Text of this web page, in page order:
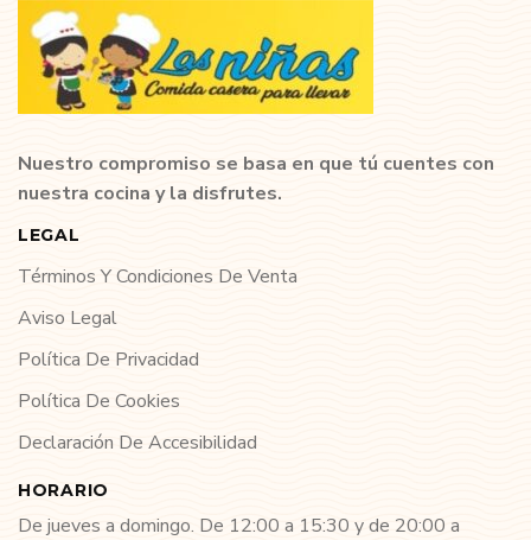
Nuestro compromiso se basa en que tú cuentes con
nuestra cocina y la disfrutes.
LEGAL
Términos Y Condiciones De Venta
Aviso Legal
Política De Privacidad
Política De Cookies
Declaración De Accesibilidad
HORARIO
De jueves a domingo. De 12:00 a 15:30 y de 20:00 a